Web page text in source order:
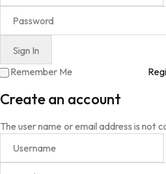
Remember Me
Create an account
The user name or email address is not